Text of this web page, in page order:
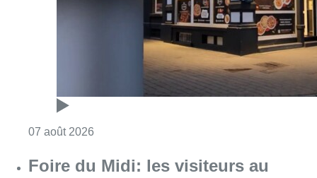
07 août 2026
Foire du Midi: les visiteurs au